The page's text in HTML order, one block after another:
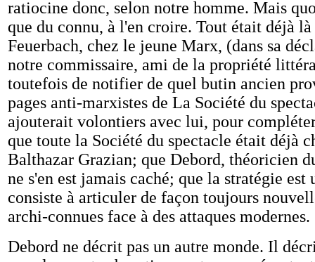
ratiocine donc, selon notre homme. Mais
que du connu, à l'en croire. Tout était déjà là
Feuerbach, chez le jeune Marx, (dans sa
notre commissaire, ami de la propriété
toutefois de notifier de quel butin ancien
pages anti-marxistes de La Société du
ajouterait volontiers avec lui, pour
que toute la Société du spectacle était déjà
Balthazar Grazian; que Debord, théoricien
ne s'en est jamais caché; que la stratégie est
consiste à articuler de façon toujours
archi-connues face à des attaques modernes.
Debord ne décrit pas un autre monde. Il